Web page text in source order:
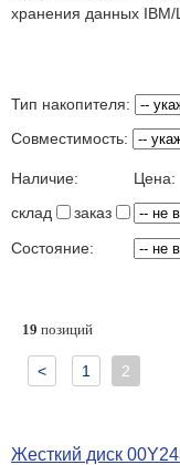
хранения данных IBM/
Тип накопителя:
Совместимость:
Наличие:
Цена:
склад
заказ
Состояние:
19 позиций
< 1 2
Жесткий диск